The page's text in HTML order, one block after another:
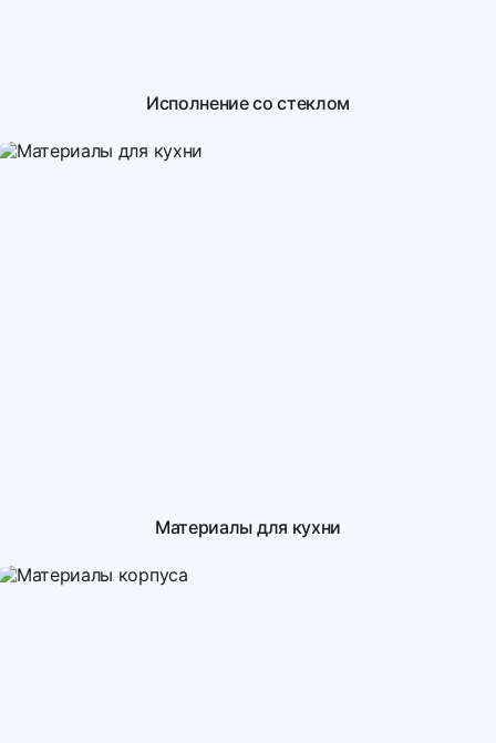
Исполнение со стеклом
Материалы для кухни